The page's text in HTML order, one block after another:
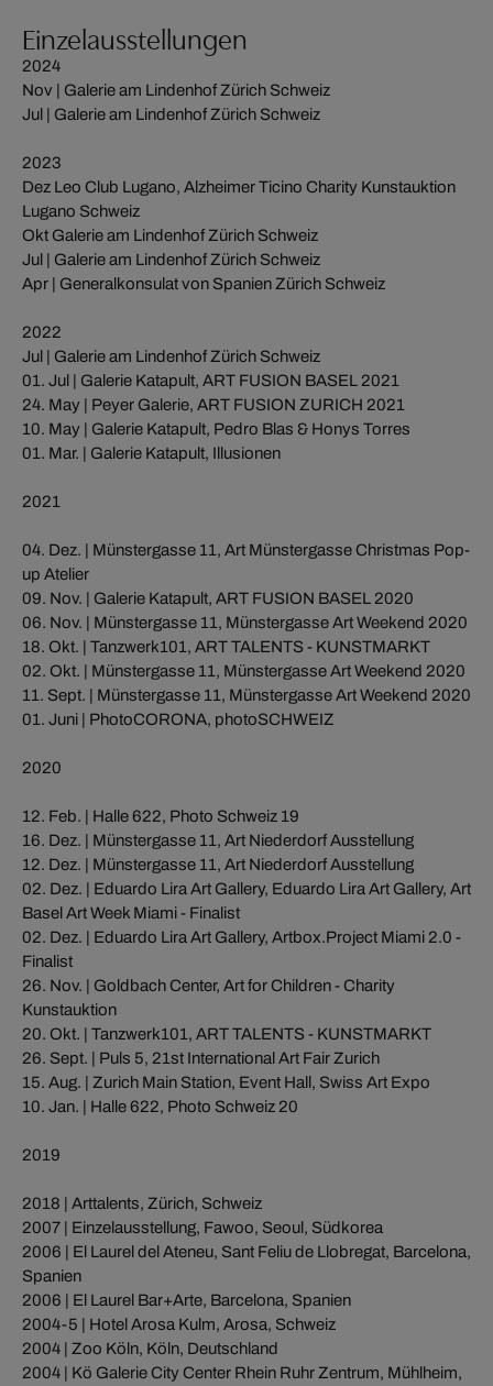
Einzelausstellungen
2024
Nov | Galerie am Lindenhof Zürich Schweiz
Jul | Galerie am Lindenhof Zürich Schweiz
2023
Dez Leo Club Lugano, Alzheimer Ticino Charity Kunstauktion
Lugano Schweiz
Okt Galerie am Lindenhof Zürich Schweiz
Jul | Galerie am Lindenhof Zürich Schweiz
Apr | Generalkonsulat von Spanien Zürich Schweiz
2022
Jul | Galerie am Lindenhof Zürich Schweiz
01. Jul | Galerie Katapult, ART FUSION BASEL 2021
24. May | Peyer Galerie, ART FUSION ZURICH 2021
10. May | Galerie Katapult, Pedro Blas & Honys Torres
01. Mar. | Galerie Katapult, Illusionen
2021
04. Dez. | Münstergasse 11, Art Münstergasse Christmas Pop-
up Atelier
09. Nov. | Galerie Katapult, ART FUSION BASEL 2020
06. Nov. | Münstergasse 11, Münstergasse Art Weekend 2020
18. Okt. | Tanzwerk101, ART TALENTS - KUNSTMARKT
02. Okt. | Münstergasse 11, Münstergasse Art Weekend 2020
11. Sept. | Münstergasse 11, Münstergasse Art Weekend 2020
01. Juni | PhotoCORONA, photoSCHWEIZ
2020
12. Feb. | Halle 622, Photo Schweiz 19
16. Dez. | Münstergasse 11, Art Niederdorf Ausstellung
12. Dez. | Münstergasse 11, Art Niederdorf Ausstellung
02. Dez. | Eduardo Lira Art Gallery, Eduardo Lira Art Gallery, Art
Basel Art Week Miami - Finalist
02. Dez. | Eduardo Lira Art Gallery, Artbox.Project Miami 2.0 -
Finalist
26. Nov. | Goldbach Center, Art for Children - Charity
Kunstauktion
20. Okt. | Tanzwerk101, ART TALENTS - KUNSTMARKT
26. Sept. | Puls 5, 21st International Art Fair Zurich
15. Aug. | Zurich Main Station, Event Hall, Swiss Art Expo
10. Jan. | Halle 622, Photo Schweiz 20
2019
2018 | Arttalents, Zürich, Schweiz
2007 | Einzelausstellung, Fawoo, Seoul, Südkorea
2006 | El Laurel del Ateneu, Sant Feliu de Llobregat, Barcelona,
Spanien
2006 | El Laurel Bar+Arte, Barcelona, Spanien
2004-5 | Hotel Arosa Kulm, Arosa, Schweiz
2004 | Zoo Köln, Köln, Deutschland
2004 | Kö Galerie City Center Rhein Ruhr Zentrum, Mühlheim,